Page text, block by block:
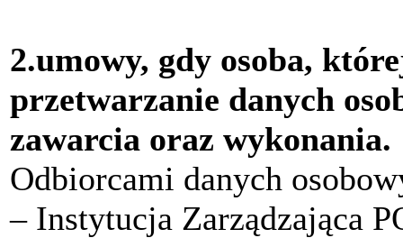
2.umowy, gdy osoba,
przetwarzanie danych
zawarcia oraz wykonania.
Odbiorcami danych
‒ Instytucja Zarządzająca